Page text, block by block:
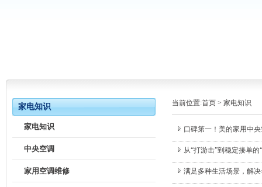
家电知识
家电知识
中央空调
家用空调维修
当前位置:首页 > 家电知识
口碑第一！美的家用中
从“打游击”到稳定接单的
满足多种生活场景，解